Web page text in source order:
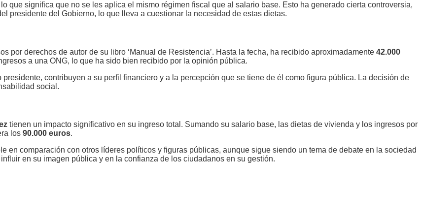
que significa que no se les aplica el mismo régimen fiscal que al salario base. Esto ha generado cierta controversia,
presidente del Gobierno, lo que lleva a cuestionar la necesidad de estas dietas.
por derechos de autor de su libro ‘Manual de Resistencia’. Hasta la fecha, ha recibido aproximadamente 42.000
a una ONG, lo que ha sido bien recibido por la opinión pública.
contribuyen a su perfil financiero y a la percepción que se tiene de él como figura pública. La decisión de
social.
tienen un impacto significativo en su ingreso total. Sumando su salario base, las dietas de vivienda y los ingresos por
los 90.000 euros.
en comparación con otros líderes políticos y figuras públicas, aunque sigue siendo un tema de debate en la sociedad
en su imagen pública y en la confianza de los ciudadanos en su gestión.